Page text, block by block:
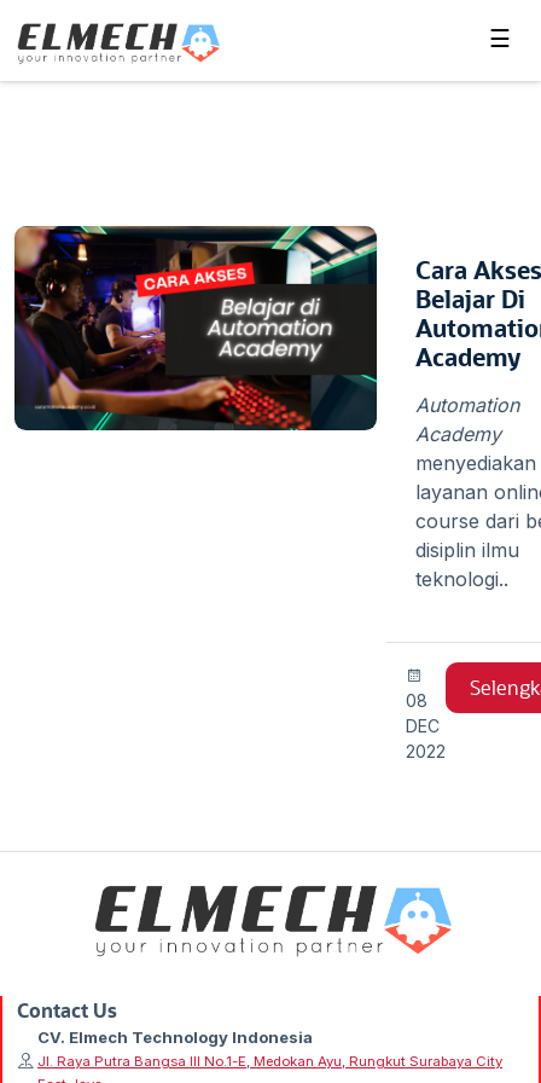
☰
Cara Akses
Belajar Di
Academy
Automation
Academy
menyediakan
layanan
course dari
disiplin ilmu
teknologi..
08
DEC
2022
Contact Us
CV. Elmech Technology Indonesia
Jl. Raya Putra Bangsa III No.1-E, Medokan Ayu, Rungkut Surabaya City